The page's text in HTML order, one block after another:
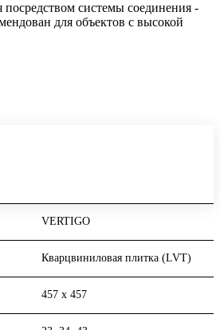
системы соединения -
для объектов с высокой
VERTIGO
Кварцвиниловая плитка (LVT)
457 х 457